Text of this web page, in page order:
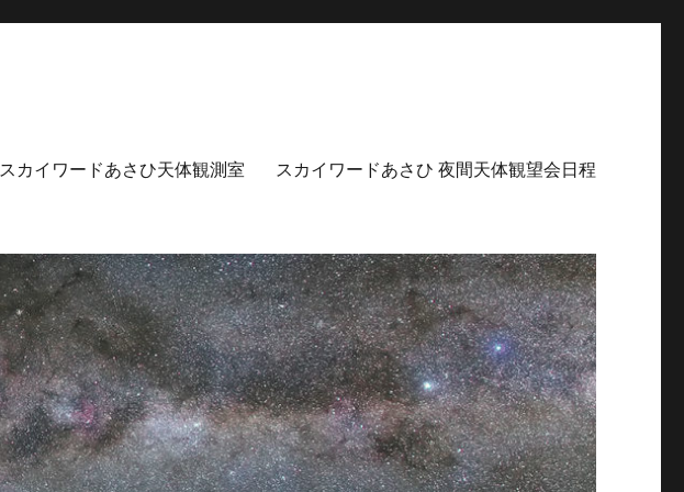
スカイワードあさひ天体観測室 スカイワードあさひ 夜間天体観望会日程